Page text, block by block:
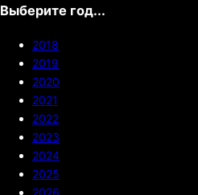
Выберите год...
2018
2019
2020
2021
2022
2023
2024
2025
2026